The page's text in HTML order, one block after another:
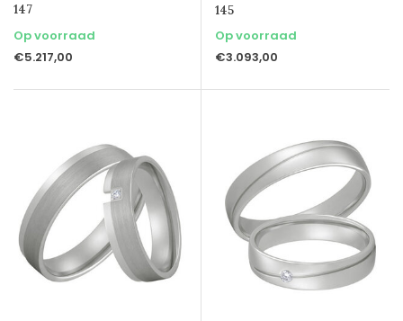
147
Op voorraad
€5.217,00
145
Op voorraad
€3.093,00